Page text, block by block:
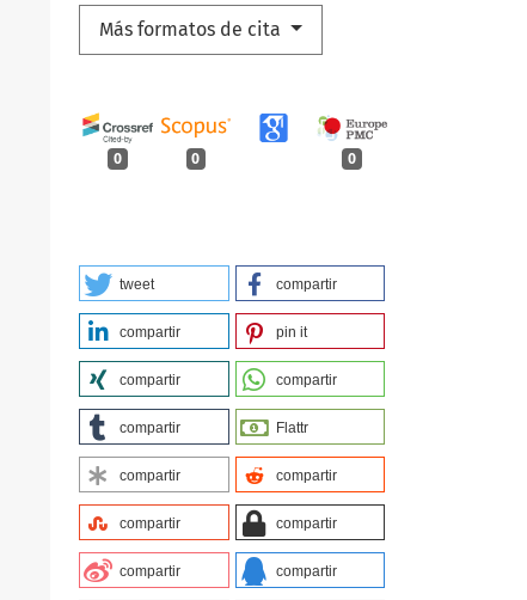
Más formatos de cita
0 0 0
tweet compartir
compartir pin it
compartir compartir
compartir Flattr
compartir compartir
compartir compartir
compartir compartir